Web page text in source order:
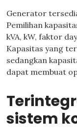
Generator
Pemilihan
kVA, kW, faktor
Kapasitas yang
sedangkan
dapat membuat
sistem